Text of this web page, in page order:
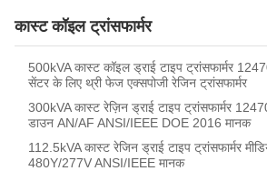
कास्ट कॉइल ट्रांसफार्मर
500kVA कास्ट कॉइल ड्राई टाइप ट्रांसफार्मर
सेंटर के लिए थ्री फेज एक्सपोजी रेजिन ट्रांसफार्मर
300kVA कास्ट रेज़िन ड्राई टाइप ट्रांसफार्मर
डाउन AN/AF ANSI/IEEE DOE 2016 मानक
112.5kVA कास्ट रेजिन ड्राई टाइप ट्रांसफार्मर
480Y/277V ANSI/IEEE मानक